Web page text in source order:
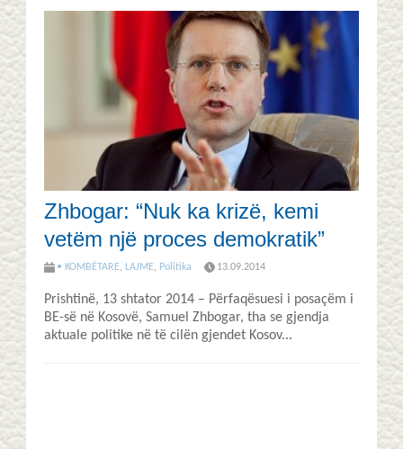
Zhbogar: “Nuk ka krizë, kemi
vetëm një proces demokratik”
• KOMBËTARE, LAJME, Politika 13.09.2014
Prishtinë, 13 shtator 2014 – Përfaqësuesi i posaçëm i
BE-së në Kosovë, Samuel Zhbogar, tha se gjendja
aktuale politike në të cilën gjendet Kosov...